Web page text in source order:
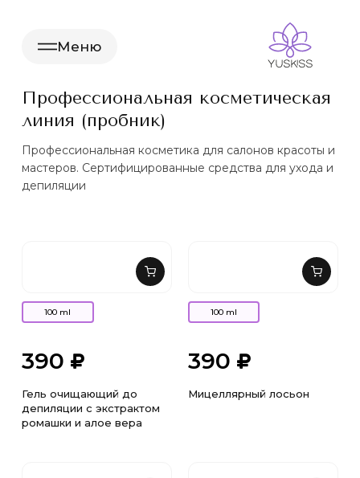
Меню
Профессиональная косметическая
линия (пробник)
Профессиональная косметика для салонов красоты и
мастеров. Сертифицированные средства для ухода и
депиляции
100 ml
390
Гель очищающий до
депиляции с экстрактом
ромашки и алое вера
100 ml
390
Мицеллярный лосьон